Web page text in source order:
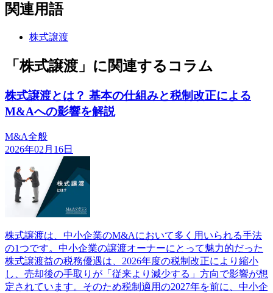
関連用語
株式譲渡
「株式譲渡」に関連するコラム
株式譲渡とは？ 基本の仕組みと税制改正による
M&Aへの影響を解説
M&A全般
2026年02月16日
株式譲渡は、中小企業のM&Aにおいて多く用いられる手法
の1つです。中小企業の譲渡オーナーにとって魅力的だった
株式譲渡益の税務優遇は、2026年度の税制改正により縮小
し、売却後の手取りが「従来より減少する」方向で影響が想
定されています。そのため税制適用の2027年を前に、中小企